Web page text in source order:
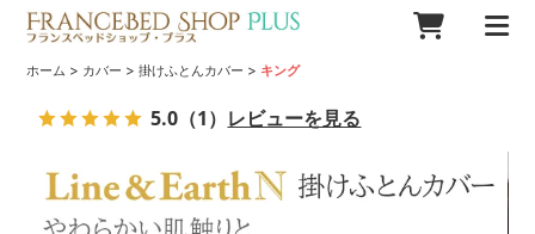
ホーム > カバー >掛けふとんカバー > キング
5.0 （1） レビューを見る